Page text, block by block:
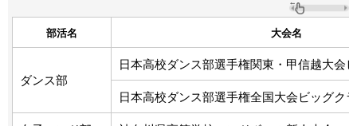
部活名 大会名
ダンス部
日本高校ダンス部選手権関東・甲信越大会
日本高校ダンス部選手権全国大会ビッグク